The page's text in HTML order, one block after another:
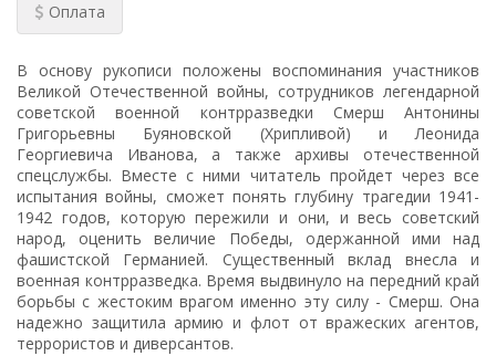
Оплата
В основу рукописи положены воспоминания участников
Великой Отечественной войны, сотрудников легендарной
советской военной контрразведки Смерш Антонины
Григорьевны Буяновской (Хрипливой) и Леонида
Георгиевича Иванова, а также архивы отечественной
спецслужбы. Вместе с ними читатель пройдет через все
испытания войны, сможет понять глубину трагедии 1941-
1942 годов, которую пережили и они, и весь советский
народ, оценить величие Победы, одержанной ими над
фашистской Германией. Существенный вклад внесла и
военная контрразведка. Время выдвинуло на передний край
борьбы с жестоким врагом именно эту силу - Смерш. Она
надежно защитила армию и флот от вражеских агентов,
террористов и диверсантов.